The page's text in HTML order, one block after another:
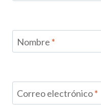
Nombre *
Correo electrónico*